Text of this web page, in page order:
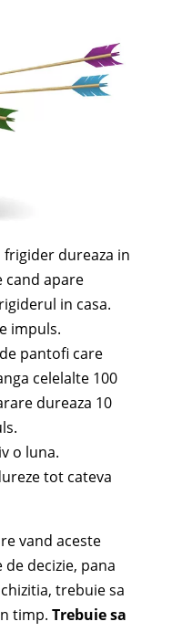
dureaza in
cand apare
in casa.
impuls.
pantofi care
celelalte 100
dureaza 10
o luna.
tot cateva
vand aceste
decizie, pana
trebuie sa
timp. Trebuie sa